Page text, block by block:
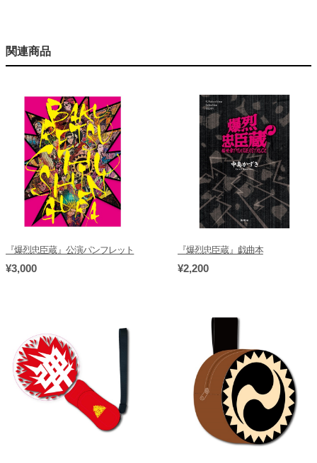
関連商品
『爆烈忠臣蔵』公演パンフレット
¥3,000
『爆烈忠臣蔵』戯曲本
¥2,200